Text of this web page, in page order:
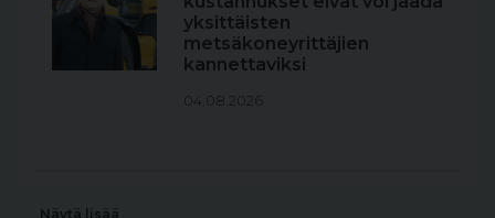
yksittäisten
metsäkoneyrittäjien
kannettaviksi
04.08.2026
Näytä lisää